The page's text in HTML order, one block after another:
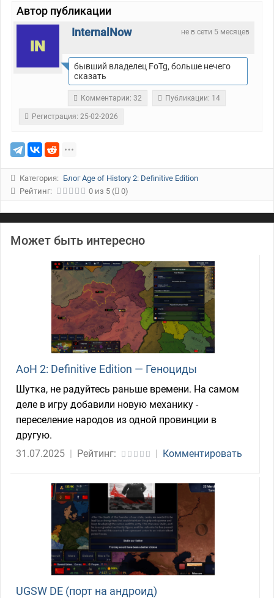
Автор публикации
не в сети 5 месяцев
InternalNow
бывший владелец FoTg, больше нечего
сказать
Комментарии: 32 Публикации: 14
Регистрация: 25-02-2026
Категория: Блог Age of History 2: Definitive Edition
Рейтинг:
0 из 5 ( 0)
Может быть интересно
AoH 2: Definitive Edition — Геноциды
Шутка, не радуйтесь раньше времени. На самом
деле в игру добавили новую механику -
переселение народов из одной провинции в
другую.
31.07.2025 | Рейтинг: | Комментировать
UGSW DE (порт на андроид)